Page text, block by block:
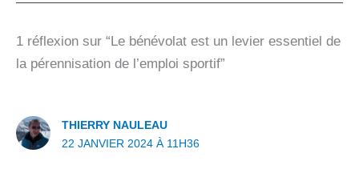
1 réflexion sur “Le bénévolat est un levier essentiel de
la pérennisation de l’emploi sportif”
THIERRY NAULEAU
22 JANVIER 2024 À 11H36